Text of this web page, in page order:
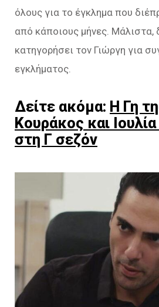
όλους για το έγκλημα που
από κάποιους μήνες. Μάλιστα,
κατηγορήσει τον Γιώργη για
εγκλήματος.
Δείτε ακόμα: Η Γη
Κουράκος και
στη Γ σεζόν